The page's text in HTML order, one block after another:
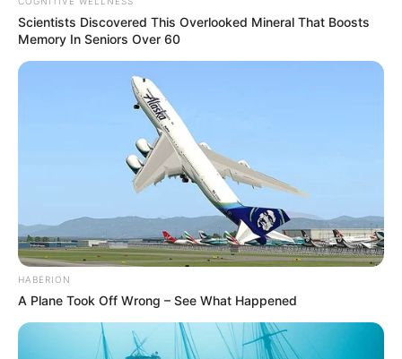
Scientists Discovered This Overlooked Mineral That Boosts
Memory In Seniors Over 60
HABERION
A Plane Took Off Wrong – See What Happened